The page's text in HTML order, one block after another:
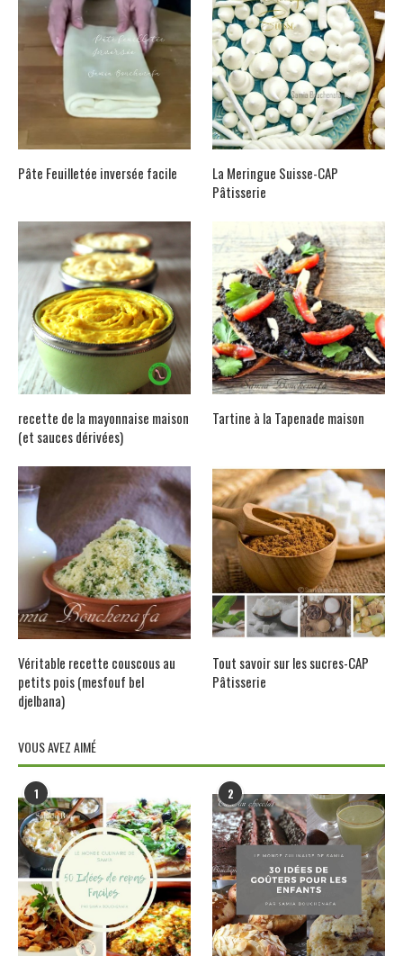
Pâte Feuilletée inversée facile
La Meringue Suisse-CAP
Pâtisserie
recette de la mayonnaise maison
(et sauces dérivées)
Tartine à la Tapenade maison
Véritable recette couscous au
petits pois (mesfouf bel
djelbana)
Tout savoir sur les sucres-CAP
Pâtisserie
VOUS AVEZ AIMÉ
1 2